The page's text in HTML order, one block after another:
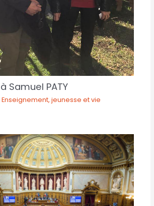
Samuel PATY
Enseignement, jeunesse et vie